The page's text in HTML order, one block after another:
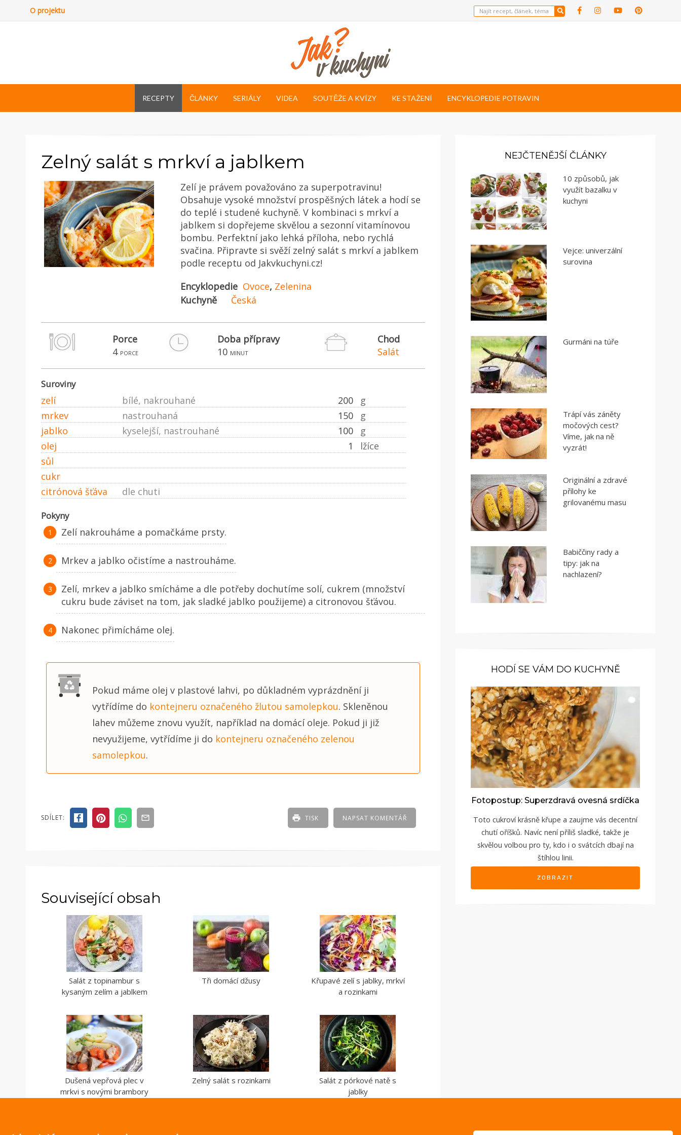
O projektu
RECEPTY ČLÁNKY SERIÁLY VIDEA SOUTĚŽE A KVÍZY KE STAŽENÍ ENCYKLOPEDIE POTRAVIN
Zelný salát s mrkví a jablkem
Zelí je právem považováno za superpotravinu!
Obsahuje vysoké množství prospěšných látek a hodí se
do teplé i studené kuchyně. V kombinaci s mrkví a
jablkem si dopřejeme skvělou a sezonní vitamínovou
bombu. Perfektní jako lehká příloha, nebo rychlá
svačina. Připravte si svěží zelný salát s mrkví a jablkem
podle receptu od Jakvkuchyni.cz!
Encyklopedie Ovoce, Zelenina
Kuchyně
Česká
Porce
4 porce
Doba přípravy
10 minut
Chod
Salát
Suroviny
zelí 200 g
bílé, nakrouhané
mrkev
150 g
nastrouhaná
jablko
100 g
kyselejší, nastrouhané
olej
1
lžíce
sůl
cukr
citrónová šťáva
dle chuti
Pokyny
Zelí nakrouháme a pomačkáme prsty.
Mrkev a jablko očistíme a nastrouháme.
Zelí, mrkev a jablko smícháme a dle potřeby dochutíme solí, cukrem (množství
cukru bude záviset na tom, jak sladké jablko použijeme) a citronovou šťávou.
Nakonec přimícháme olej.
Pokud máme olej v plastové lahvi, po důkladném vyprázdnění ji
vytřídíme do kontejneru označeného žlutou samolepkou. Skleněnou
lahev můžeme znovu využít, například na domácí oleje. Pokud ji již
nevyužijeme, vytřídíme ji do kontejneru označeného zelenou
samolepkou.
SDÍLET: NAPSAT KOMENTÁŘ
TISK
Související obsah
Salát z topinambur s
kysaným zelím a jablkem
Tři domácí džusy
Křupavé zelí s jablky, mrkví
a rozinkami
Dušená vepřová plec v
mrkvi s novými brambory
Zelný salát s rozinkami
Salát z pórkové natě s
jablky
NEJČTENĚJŠÍ ČLÁNKY
10 způsobů, jak
využít bazalku v
kuchyni
Vejce: univerzální
surovina
Gurmáni na túře
Trápí vás záněty
močových cest?
Víme, jak na ně
vyzrát!
Originální a zdravé
přílohy ke
grilovanému masu
Babiččiny rady a
tipy: jak na
nachlazení?
HODÍ SE VÁM DO KUCHYNĚ
Fotopostup: Superzdravá ovesná srdíčka
Toto cukroví krásně křupe a zaujme vás decentní
chutí oříšků. Navíc není příliš sladké, takže je
skvělou volbou pro ty, kdo i o svátcích dbají na
štíhlou linii.
ZOBRAZIT